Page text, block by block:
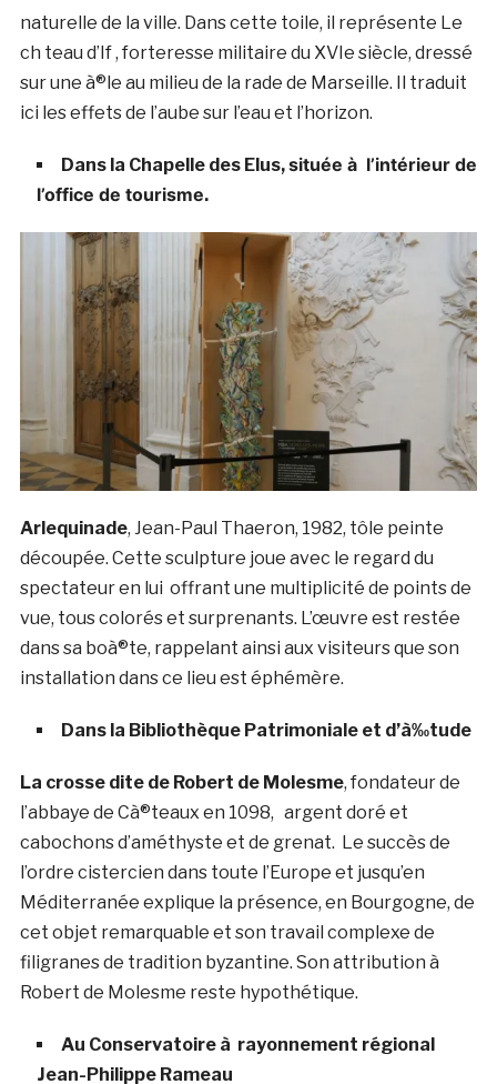
naturelle de la ville. Dans cette toile, il représente Le
ch teau d’If , forteresse militaire du XVIe siècle, dressé
sur une à®le au milieu de la rade de Marseille. Il traduit
ici les effets de l’aube sur l’eau et l’horizon.
Dans la Chapelle des Elus,située à l’intérieur de
l’office de tourisme.
Arlequinade, Jean-Paul Thaeron, 1982, tôle peinte
découpée. Cette sculpture joue avec le regard du
spectateur en lui offrant une multiplicité de points de
vue, tous colorés et surprenants. L’œuvre est restée
dans sa boà®te, rappelant ainsi aux visiteurs que son
installation dans ce lieu est éphémère.
Dans la Bibliothèque Patrimoniale et d’à‰tude
La crosse dite de Robert de Molesme, fondateur de
l’abbaye de Cà®teaux en 1098, argent doré et
cabochons d’améthyste et de grenat. Le succès de
l’ordre cistercien dans toute l’Europe et jusqu’en
Méditerranée explique la présence, en Bourgogne, de
cet objet remarquable et son travail complexe de
filigranes de tradition byzantine. Son attribution à
Robert de Molesme reste hypothétique.
Au Conservatoire à rayonnement régional
Jean-Philippe Rameau